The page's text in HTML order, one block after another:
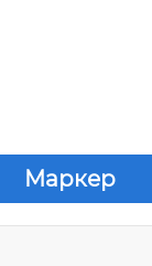
Маркер